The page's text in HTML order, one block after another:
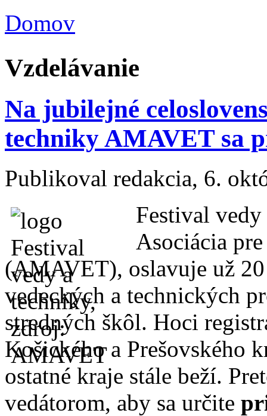
Nachádzate sa tu
Domov
Vzdelávanie
Na jubilejné
techniky AMAVET sa
Publikoval redakcia, 6.
Festival
Asociácia
(AMAVET), oslavuje už
vedeckých a technických
stredných škôl. Hoci
Košického a Prešovského
ostatné kraje stále beží.
vedátorom, aby sa určite